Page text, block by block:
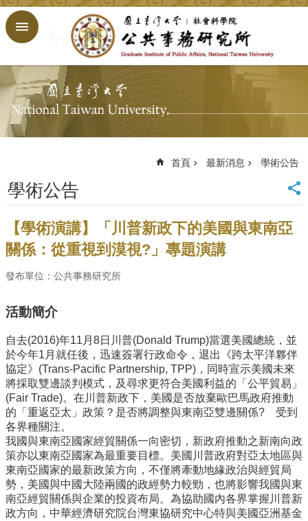
跳到主要內容區塊
搜
尋
回
首
頁
頁
站
導
覽
English
事
簡
介
公
事
所
成
員
學
生
事
務
首頁 最新消息 學術公告
學術公告
【學術演講】「川普新政下的美國與東南亞
關係：從重視到漠視?」專題演講
發布單位：公共事務研究所
活動簡介
自去(2016)年11月8日川普(Donald Trump)當選美國總統，並
於今年1月就任後，迅速簽署行政命令，退出《跨太平洋夥伴
協定》(Trans-Pacific Partnership, TPP)，同時宣示美國未來
將採取雙邊談判模式，及尋求更符合美國利益的「公平貿易」
(Fair Trade)。在川普新政下，美國是否放棄歐巴馬政府推動
的「重返亞太」政策？是否將調整與東南亞雙邊關係? 受到
各界種關注。
我國與東南亞國家經貿關係一向密切，新政府推動之新南向政
策亦以東南亞國家為最重要目標。美國川普政府對亞太地區與
東南亞國家的最新政策方向，不僅將牽動地緣政治與經貿局
勢，美國與中國大陸兩國的政經勢力較勁，也將影響我國與東
南亞經貿關係與企業的投資布局。為協助國內各界掌握川普新
政方向，中華經濟研究院台灣東協研究中心特與美國亞洲基金